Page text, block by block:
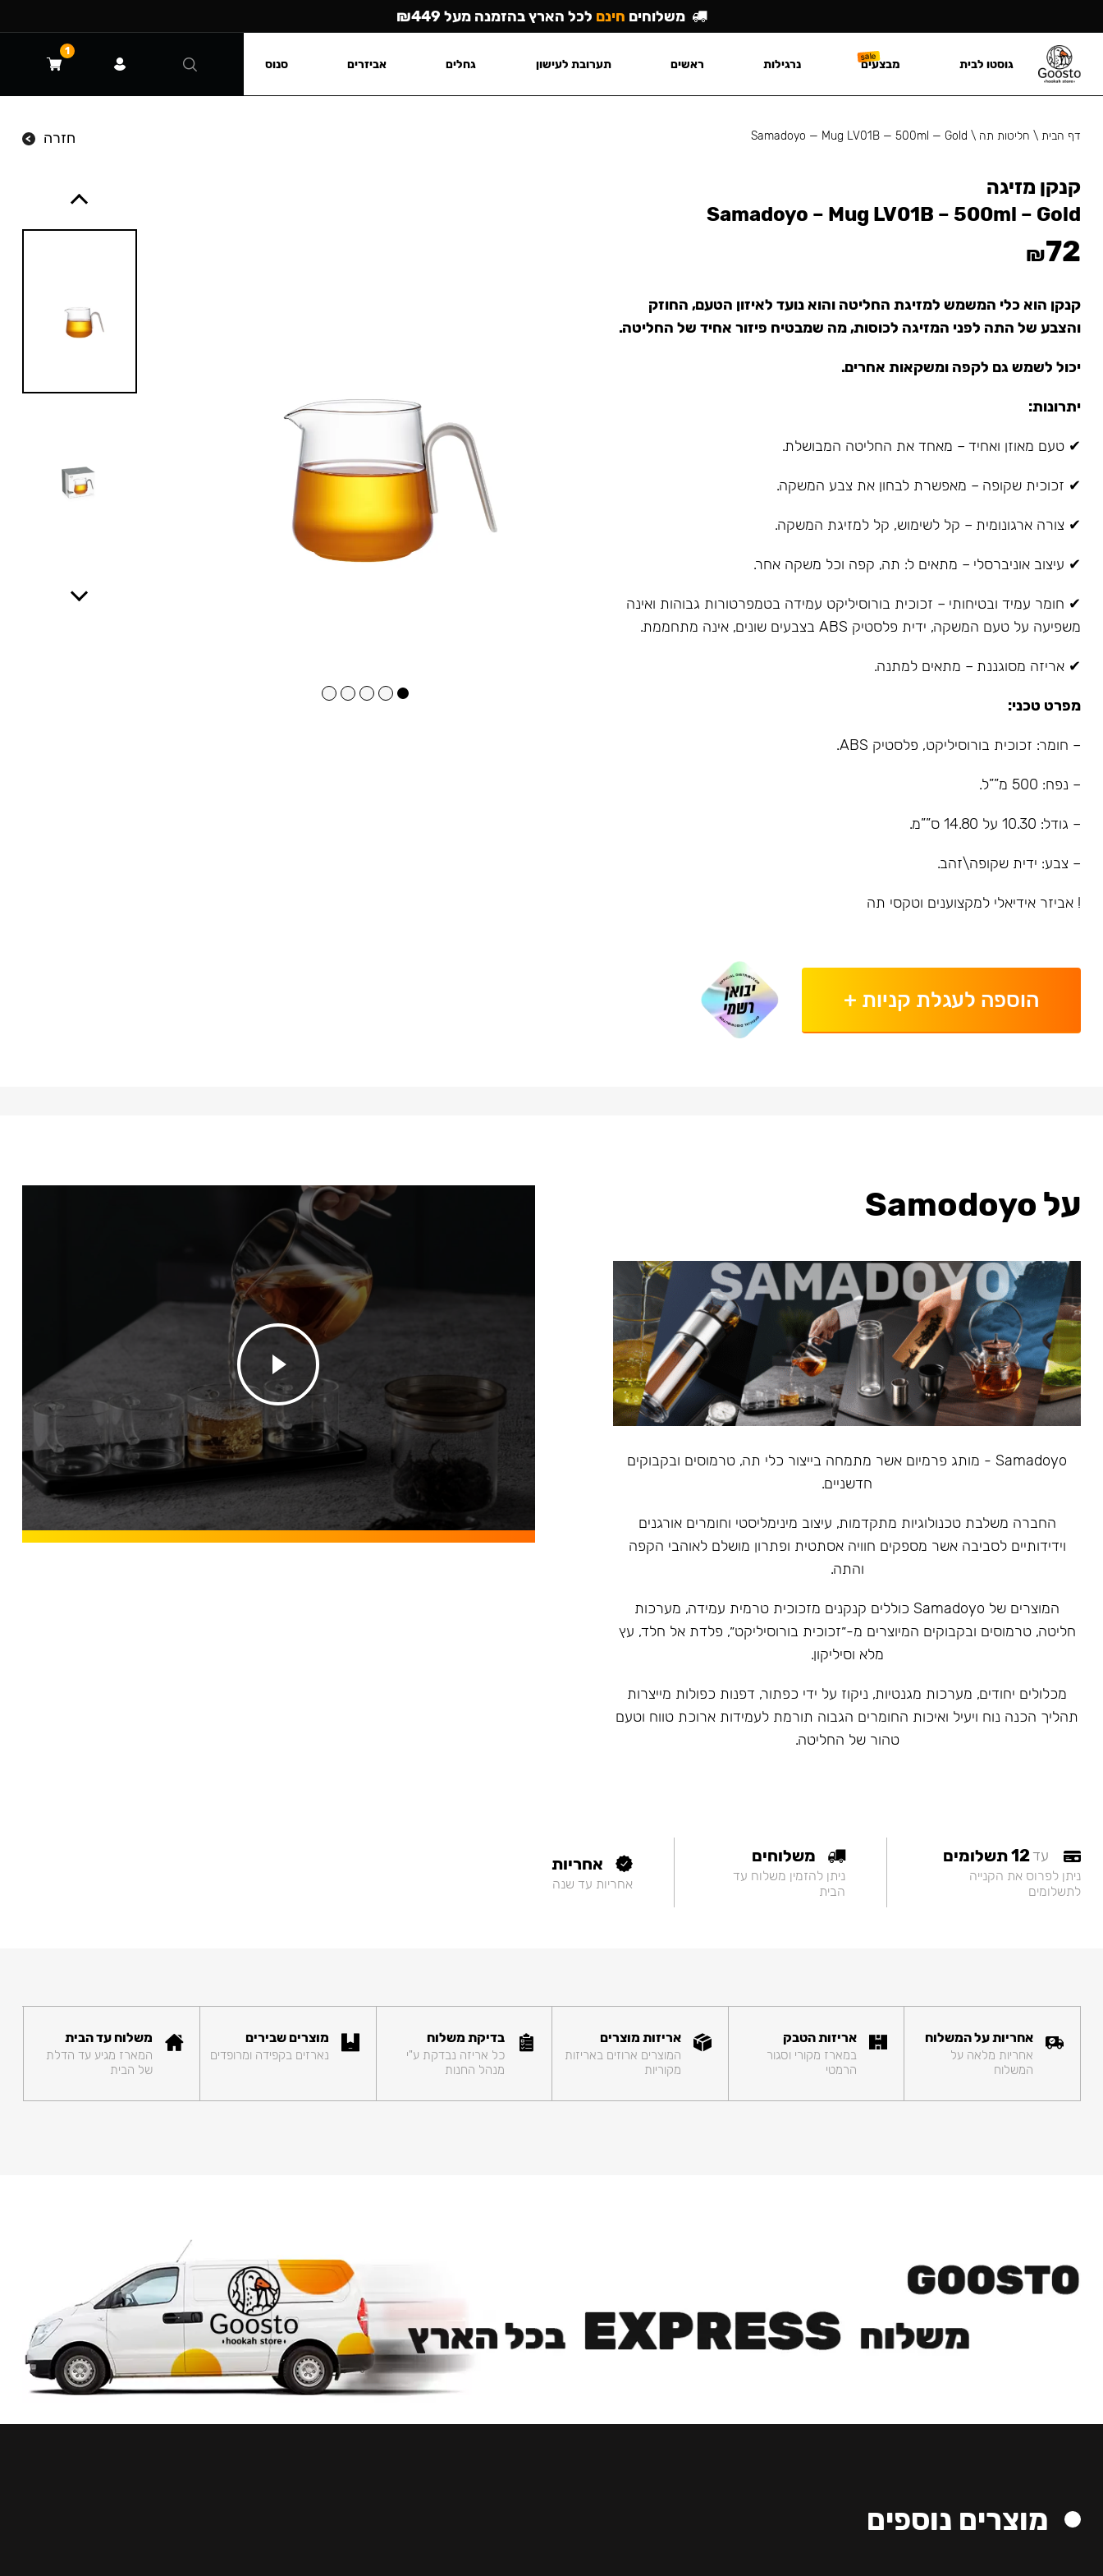
דף הבית\ חליטות תה \
Samadoyo — Mug LV01B — 500ml — Gold חזרה
קנקן מזיגה
Samadoyo – Mug LV01B – 500ml – Gold
₪72
קנקן הוא כלי המשמש למזיגת החליטה והוא נועד לאיזון הטעם, החוזק
והצבע של התה לפני המזיגה לכוסות, מה שמבטיח פיזור אחיד של החליטה.
יכול לשמש גם לקפה ומשקאות אחרים.
יתרונות:
✔ טעם מאוזן ואחיד – מאחד את החליטה המבושלת.
✔ זכוכית שקופה – מאפשרת לבחון את צבע המשקה.
✔ צורה ארגונומית – קל לשימוש, קל למזיגת המשקה.
✔ עיצוב אוניברסלי – מתאים ל: תה, קפה וכל משקה אחר.
✔ חומר עמיד ובטיחותי – זכוכית בורוסיליקט עמידה בטמפרטורות גבוהות ואינה
משפיעה על טעם המשקה, ידית פלסטיק ABS בצבעים שונים, אינה מתחממת.
✔ אריזה מסוגננת – מתאים למתנה.
מפרט טכני:
– חומר: זכוכית בורוסיליקט, פלסטיק ABS.
– נפח: 500 מ””ל.
– גודל: 10.30 על 14.80 ס””מ.
– צבע: ידית שקופה\זהב.
! אביזר אידיאלי למקצוענים וטקסי תה
הוספה לעגלת קניות +
על Samodoyo
Samadoyo - מותג פרמיום אשר מתמחה בייצור כלי תה, טרמוסים ובקבוקים
חדשניים.
‏החברה משלבת טכנולוגיות מתקדמות, עיצוב מינימליסטי וחומרים אורגנים
וידידותיים לסביבה אשר מספקים חוויה אסתטית ופתרון מושלם לאוהבי הקפה
והתה.
המוצרים של Samadoyo כוללים קנקנים מזכוכית טרמית עמידה, מערכות
חליטה, טרמוסים ובקבוקים המיוצרים מ-״זכוכית בורוסיליקט״, פלדת אל חלד, עץ
מלא וסיליקון.
מכלולים יחודים, מערכות מגנטיות, ניקוז על ידי כפתור, דפנות כפולות מייצרות
תהליך הכנה נוח ויעיל ואיכות החומרים הגבוה תורמת לעמידות ארוכת טווח וטעם
טהור של החליטה.
עד12 תשלומים
ניתן לפרוס את הקנייה
לתשלומים
משלוחים
ניתן להזמין משלוח עד
הבית
אחריות
אחריות עד שנה
אחריות על המשלוח
אחריות מלאה על
המשלוח
אריזות הטבק
במארז מקורי וסגור
הרמטי
אריזות מוצרים
המוצרים ארוזים באריזות
מקוריות
בדיקת משלוח
כל אריזה נבדקת ע"י
מנהל החנות
מוצרים שבירים
נארזים בקפידה ומרופדים
משלוח עד הבית
המארז מגיע עד הדלת
של הבית
מוצרים נוספים
משלוחים חינם לכל הארץ בהזמנה מעל ₪449
גוסטו לבית מבצעים נרגילות ראשים תערובת לעישון גחלים אביזרים סנוס
1